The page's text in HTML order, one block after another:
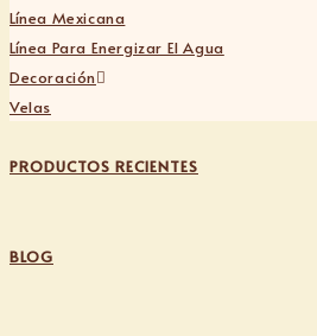
Línea Mexicana
Línea Para Energizar El Agua
Decoración
Velas
PRODUCTOS RECIENTES
BLOG